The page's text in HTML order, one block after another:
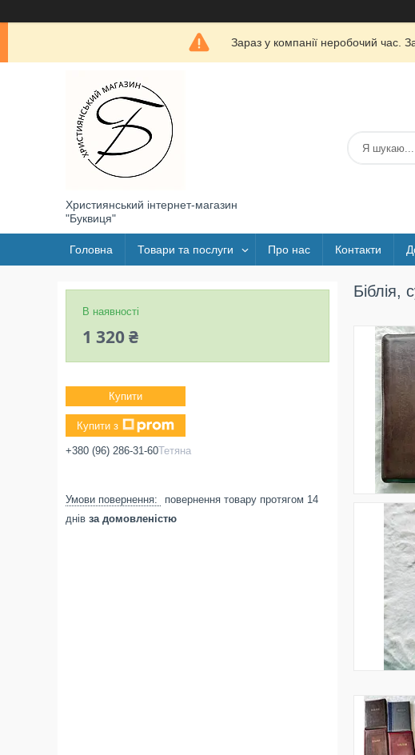
Зараз у компанії неробочий час.
Християнський інтернет-магазин
"Буквиця"
Головна Товари та послуги Про нас Контакти
Біблія,
В наявності
1 320 ₴
Купити
Купити з
+380 (96) 286-31-60Тетяна
повернення товару протягом 14
днів за домовленістю